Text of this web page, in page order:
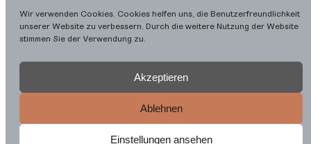
Wir verwenden Cookies. Cookies helfen uns, die Benutzerfreundlichkeit
unserer Website zu verbessern. Durch die weitere Nutzung der Website
stimmen Sie der Verwendung zu.
Akzeptieren
Ablehnen
Einstellungen ansehen
Landesregierung, Abteilung 2 - Finanzen, Beteiligungen und
Immobilienmanagement, UAbt. Hochbau gemeinsam mit dem
Architektur Haus Kärnten vergeben.